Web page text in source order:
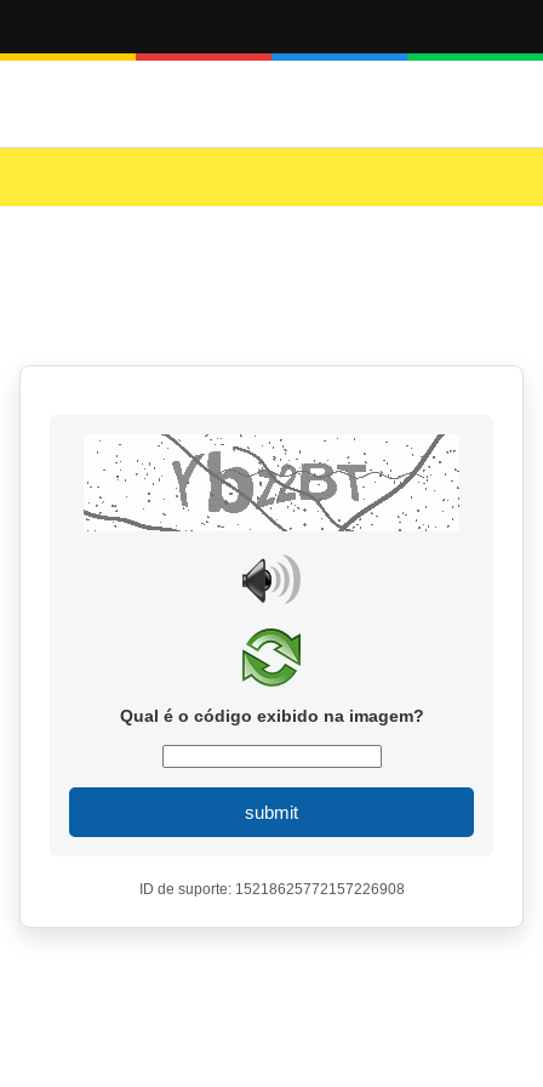
Qual é o código exibido na imagem?
submit
ID de suporte: 15218625772157226908